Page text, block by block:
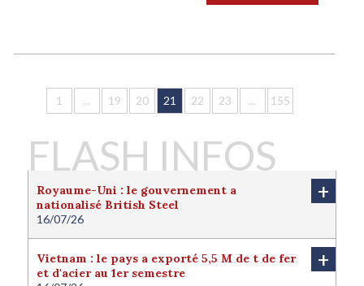
1 ... 19 20 21 22 23 ... 155
FLASH INFOS
Royaume-Uni : le gouvernement a
nationalisé British Steel
16/07/26
+
Le Royaume-Uni a nationalisé British Steel afin de
protéger l'avenir de la filière sidérurgique locale.
Londres juge cette nationalisation nécessaire pour
protéger l'intérêt national du pays. Le
Vietnam : le pays a exporté 5,5 M de t de fer
et d'acier au 1er semestre
+